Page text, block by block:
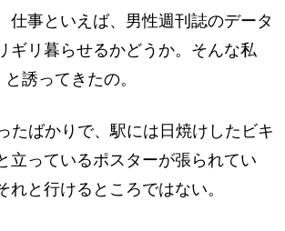
事といえば、男性週刊誌のデータ
ギリ暮らせるかどうか。そんな私
誘ってきたの。
ばかりで、駅には日焼けしたビキ
立っているポスターが張られてい
と行けるところではない。